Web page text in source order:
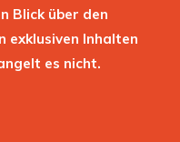
Blick über den
exklusiven Inhalten
es nicht.